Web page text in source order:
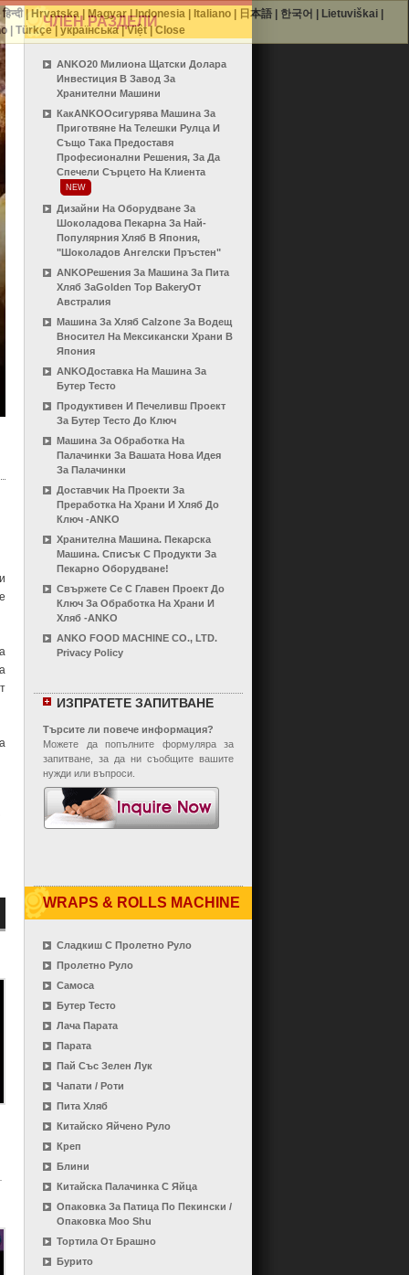
ЧЛЕН РАЗДЕЛИ
ANKO20 Милиона Щатски Долара
Инвестиция В Завод За
Хранителни Машини
КакANKOОсигурява Машина За
Приготвяне На Телешки Рулца И
Също Така Предоставя
Професионални Решения, За Да
Спечели Сърцето На Клиента
NEW
Дизайни На Оборудване За
Шоколадова Пекарна За Най-
Популярния Хляб В Япония,
"Шоколадов Ангелски Пръстен"
ANKOРешения За Машина За Пита
Хляб ЗаGolden Top BakeryОт
Австралия
Машина За Хляб Calzone За Водещ
Вносител На Мексикански Храни В
Япония
ANKOДоставка На Машина За
Бутер Тесто
Продуктивен И Печеливш Проект
За Бутер Тесто До Ключ
Машина За Обработка На
Палачинки За Вашата Нова Идея
За Палачинки
Доставчик На Проекти За
Преработка На Храни И Хляб До
Ключ -ANKO
Хранителна Машина. Пекарска
Машина. Списък С Продукти За
Пекарно Оборудване!
Свържете Се С Главен Проект До
Ключ За Обработка На Храни И
Хляб -ANKO
ANKO FOOD MACHINE CO., LTD.
Privacy Policy
ИЗПРАТЕТЕ ЗАПИТВАНЕ
Търсите ли повече информация?
Можете да попълните формуляра за
запитване, за да ни съобщите вашите
нужди или въпроси.
WRAPS & ROLLS MACHINE
Сладкиш С Пролетно Руло
Пролетно Руло
Самоса
Бутер Тесто
Лача Парата
Парата
Пай Със Зелен Лук
Чапати / Роти
Пита Хляб
Китайско Яйчено Руло
Креп
Блини
Китайска Палачинка С Яйца
Опаковка За Патица По Пекински /
Опаковка Moo Shu
Тортила От Брашно
Бурито
हिन्दी| Hrvatska| Magyar|Indonesia| Italiano| 日本語| 한국어 Lietuviškai|
|Türkçe|українська|Việt|Close